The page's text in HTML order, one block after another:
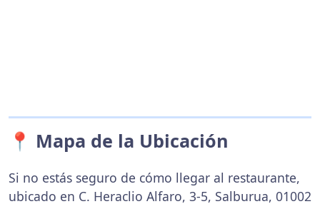
📍 Mapa de la Ubicación
Si no estás seguro de cómo llegar al restaurante,
ubicado en C. Heraclio Alfaro, 3-5, Salburua, 01002